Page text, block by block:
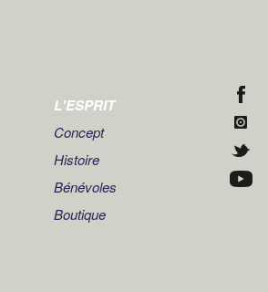
L'ESPRIT
Concept
Histoire
Bénévoles
Boutique